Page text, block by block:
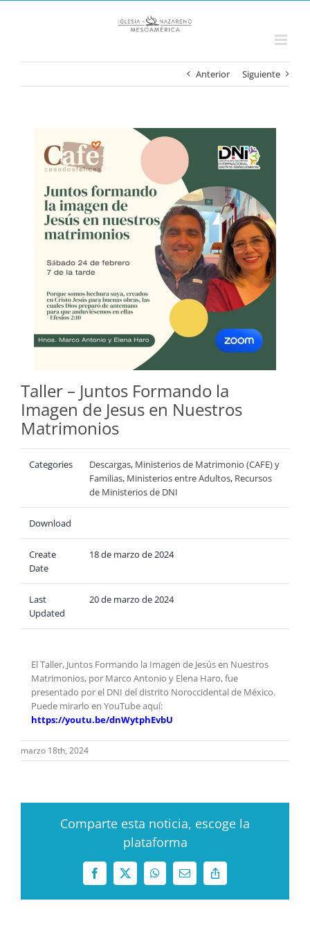
Anterior Siguiente
imagen
grande
Taller – Juntos Formando la
Imagen de Jesus en Nuestros
Matrimonios
Categories Descargas, Ministerios de Matrimonio (CAFE) y
Familias, Ministerios entre Adultos, Recursos
de Ministerios de DNI
Download
Create
Date
18 de marzo de 2024
Last
Updated
20 de marzo de 2024
El Taller, Juntos Formando la Imagen de Jesús en Nuestros
Matrimonios, por Marco Antonio y Elena Haro, fue
presentado por el DNI del distrito Noroccidental de México.
Puede mirarlo en YouTube aquí:
https://youtu.be/dnWytphEvbU
marzo 18th, 2024
Comparte esta noticia, escoge la
plataforma
Facebook
X WhatsAppCorreo
electrónico
Copy
Link